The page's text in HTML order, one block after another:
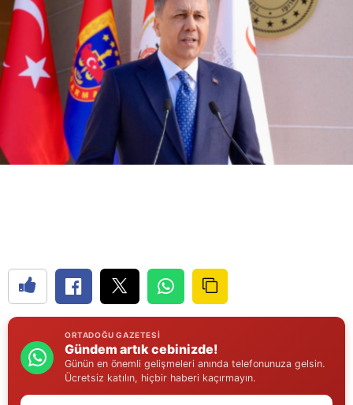
Bolu
Burdur
Bursa
Çanakkale
Çankırı
Çorum
Edirne
Elazığ
Erzurum
Eskişehir
ORTADOĞU GAZETESI
Gündem artık cebinizde!
Günün en önemli gelişmeleri anında telefonunuza gelsin.
Ücretsiz katılın, hiçbir haberi kaçırmayın.